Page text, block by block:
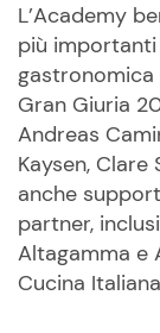
L’Academy
più
gastronomica
Gran Giuria
Andreas
Kaysen,
anche
partner,
Altagamma e
Cucina